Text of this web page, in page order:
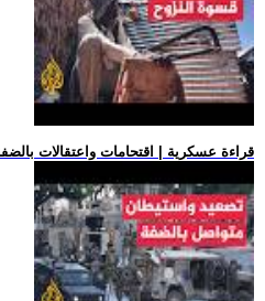
.. قراءة عسكرية | اقتحامات واعتقالات